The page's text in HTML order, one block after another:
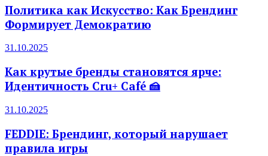
Политика как Искусство: Как Брендинг
Формирует Демократию
31.10.2025
Как крутые бренды становятся ярче:
Идентичность Cru+ Café 🍰
31.10.2025
FEDDIE: Брендинг, который нарушает
правила игры